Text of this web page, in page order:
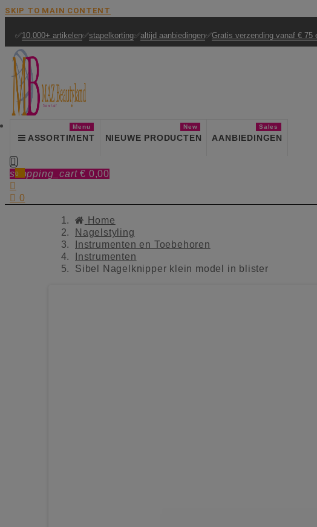
SKIP TO MAIN CONTENT
✅10.000+ artikelen✅stapelkorting✅altijd aanbiedingen✅Gratis verzending vanaf € 75
ASSORTIMENT
Menu
NIEUWE PRODUCTEN
New
AANBIEDINGEN
Sales

shopping_cart € 0,00
0

 0
Home
Nagelstyling
Instrumenten en Toebehoren
Instrumenten
Sibel Nagelknipper klein model in blister